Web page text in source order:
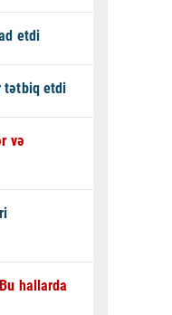
etdi
tətbiq etdi
və
Bu hallarda